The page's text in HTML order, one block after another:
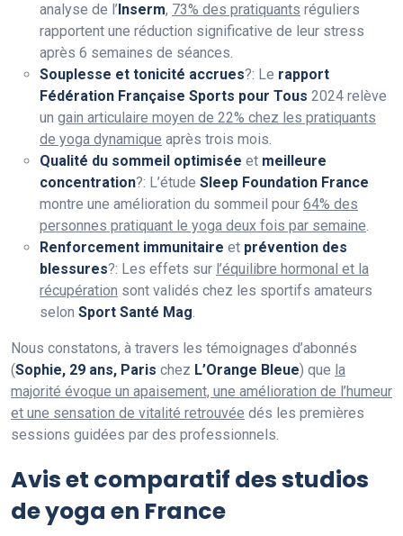
analyse de l’ Inserm, 73% des pratiquants réguliers
rapportent une réduction significative de leur stress
après 6 semaines de séances.
Souplesse et tonicité accrues?: Le rapport
Fédération Française Sports pour Tous 2024 relève
un gain articulaire moyen de 22% chez les pratiquants
de yoga dynamique après trois mois.
Qualité du sommeil optimisée et meilleure
concentration?: L’étude Sleep Foundation France
montre une amélioration du sommeil pour 64% des
personnes pratiquant le yoga deux fois par semaine.
Renforcement immunitaire et prévention des
blessures?: Les effets sur l’équilibre hormonal et la
récupération sont validés chez les sportifs amateurs
selon Sport Santé Mag.
Nous constatons, à travers les témoignages d’abonnés
(Sophie, 29 ans, Paris chez L’Orange Bleue) que la
majorité évoque un apaisement, une amélioration de l’humeur
et une sensation de vitalité retrouvée dés les premières
sessions guidées par des professionnels.
Avis et comparatif des studios
de yoga en France